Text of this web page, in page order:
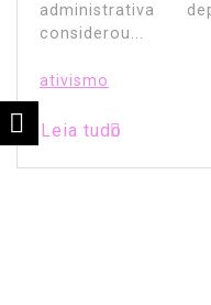
administrativa
considerou...
ativismo
Leia tudo